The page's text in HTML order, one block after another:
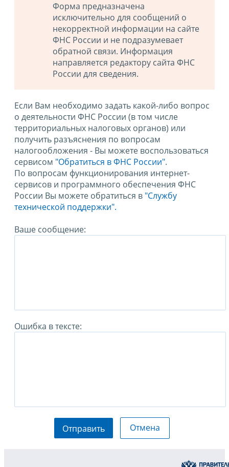
Форма предназначена
исключительно для сообщений о
некорректной информации на сайте
ФНС России и не подразумевает
обратной связи. Информация
направляется редактору сайта ФНС
России для сведения.
Если Вам необходимо задать какой-либо вопрос
о деятельности ФНС России (в том числе
территориальных налоговых органов) или
получить разъяснения по вопросам
налогообложения - Вы можете воспользоваться
сервисом "Обратиться в ФНС России".
По вопросам функционирования интернет-
сервисов и программного обеспечения ФНС
России Вы можете обратиться в "Службу
технической поддержки".
Ваше сообщение:
Ошибка в тексте:
Отправить Отмена